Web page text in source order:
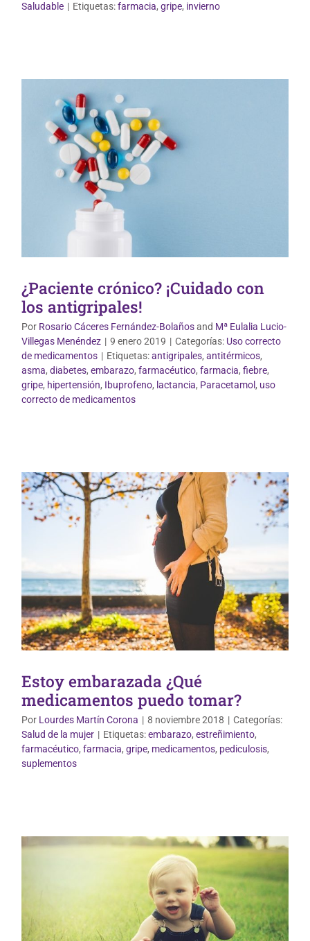
Saludable | Etiquetas:farmacia, gripe, invierno
Uso correcto de medicamentos
¿Paciente crónico? ¡Cuidado con
los antigripales!
Por Rosario Cáceres Fernández-Bolañosand Mª Eulalia Lucio-
Villegas Menéndez | 9 enero 2019 | Categorías: Uso correcto
de medicamentos | Etiquetas:antigripales, antitérmicos,
asma, diabetes, embarazo, farmacéutico, farmacia, fiebre,
gripe, hipertensión, Ibuprofeno, lactancia, Paracetamol, uso
correcto de medicamentosSalud de la mujer
Estoy embarazada ¿Qué
medicamentos puedo tomar?
Por Lourdes Martín Corona | 8 noviembre 2018 | Categorías:
Salud de la mujer | Etiquetas:embarazo, estreñimiento,
farmacéutico, farmacia, gripe, medicamentos, pediculosis,
suplementos